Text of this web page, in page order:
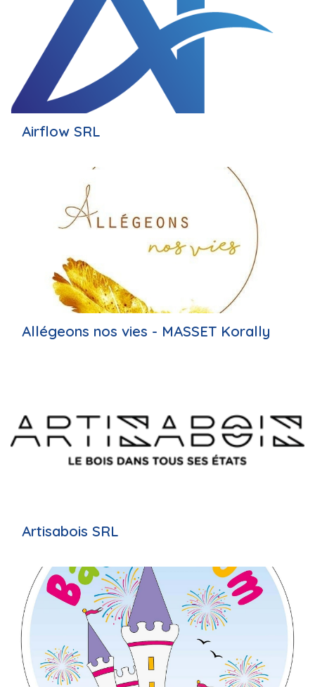
Airflow SRL
Allégeons nos vies - MASSET Korally
Artisabois SRL